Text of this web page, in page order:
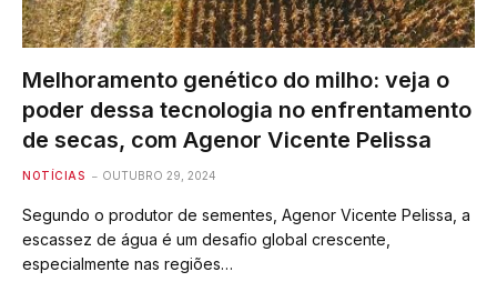
Melhoramento genético do milho: veja o
poder dessa tecnologia no enfrentamento
de secas, com Agenor Vicente Pelissa
NOTÍCIAS OUTUBRO 29, 2024
Segundo o produtor de sementes, Agenor Vicente Pelissa, a
escassez de água é um desafio global crescente,
especialmente nas regiões…